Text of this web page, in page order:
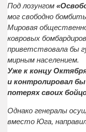
Под лозунгом
мог свободно
Мировая
ковровых
приветствовала бы
мирным населением.
Уже к концу
и контролировал
потерях своих
Однако генералы
вместо Юга,